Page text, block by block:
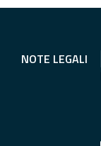
NOTE LEGALI